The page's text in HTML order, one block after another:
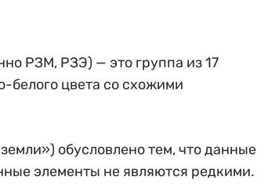
РЗМ, РЗЭ) — это группа из 17
белого цвета со схожими
обусловлено тем, что данные
элементы не являются редкими.